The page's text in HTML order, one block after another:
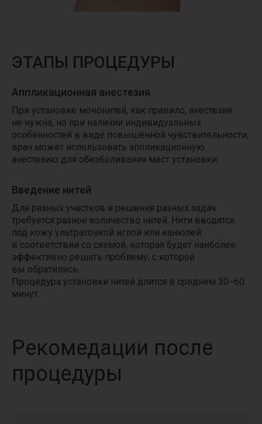
ЭТАПЫ ПРОЦЕДУРЫ
Аппликационная анестезия
При установке мононитей, как правило, анестезия
не нужна, но при наличии индивидуальных
особенностей в виде повышенной чувствительности,
врач может использовать аппликационную
анестезию для обезболивания мест установки.
Введение нитей
Для разных участков и решения разных задач
требуется разное количество нитей. Нити вводятся
под кожу ультратонкой иглой или канюлей
в соответствии со схемой, которая будет наиболее
эффективно решать проблему, с которой
вы обратились.
Процедура установки нитей длится в среднем 30−60
минут.
Рекомедации после
процедуры